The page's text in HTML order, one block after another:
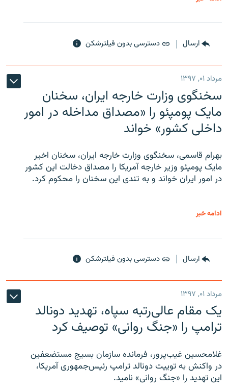
ارسال دسترسی بدون فیلترشکن
مرداد ۰۱, ۱۳۹۷
سخنگوی وزارت خارجه ایران، سخنان
مایک پومپئو را «مصداق مداخله در امور
داخلی کشور» خواند
بهرام قاسمی، سخنگوی وزارت خارجه ایران، سخنان اخیر
مایک پومپئو وزیر خارجه آمریکا را مصداق دخالت این کشور
در امور ایران خواند و به تندی این سخنان را محکوم کرد.
ادامه خبر
ارسال دسترسی بدون فیلترشکن
مرداد ۰۱, ۱۳۹۷
یک مقام عالی‌رتبه سپاه، تهدید دونالد
ترامپ را «جنگ روانی» توصیف کرد
غلامحسین غیب‌پرور، فرمانده سازمان بسیج مستضعفین
در واکنش به توییت دونالد ترامپ رئیس‌جمهوری آمریکا،
این تهدید را «جنگ روانی» نامید.